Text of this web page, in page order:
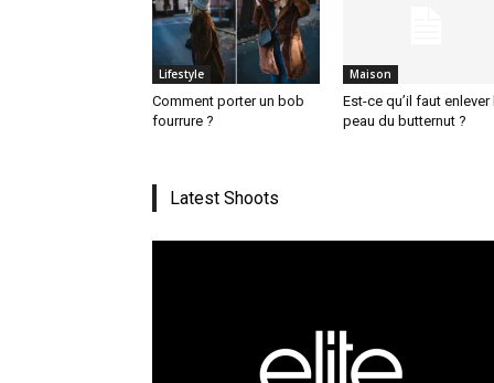
Lifestyle
Comment porter un bob
fourrure ?
Maison
Est-ce qu’il faut enlever
peau du butternut ?
Latest Shoots